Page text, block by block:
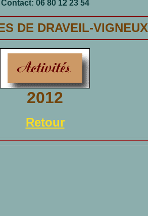
Contact: 06 80 12 23 54
DE DRAVEIL-VIGNEUX
2012
Retour